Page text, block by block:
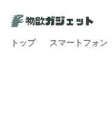
トップ スマートフォン
カテゴリー